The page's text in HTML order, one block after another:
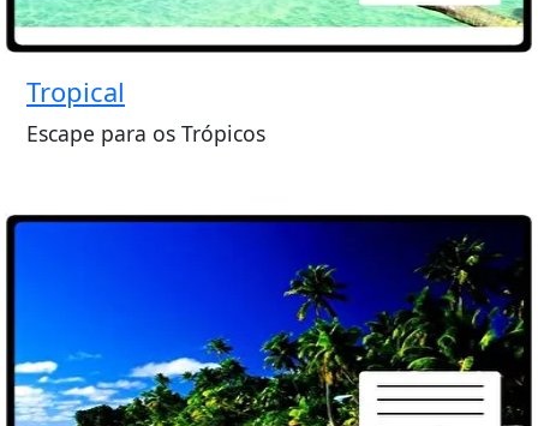
Tropical
Escape para os Trópicos